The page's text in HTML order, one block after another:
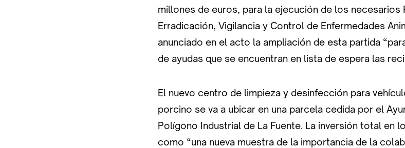
millones de euros, para la ejecución de los necesarios
Erradicación, Vigilancia y Control de Enfermedades
anunciado en el acto la ampliación de esta partida
de ayudas que se encuentran en lista de espera las
El nuevo centro de limpieza y desinfección para
porcino se va a ubicar en una parcela cedida por el
Polígono Industrial de La Fuente. La inversión total en
como “una nueva muestra de la importancia de la